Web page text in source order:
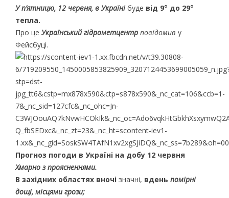
У п’ятницю, 12 червня, в Українібуде від 9° до 29°
тепла.
Про це Український гідрометцентр повідомив у
Фейсбуці.
Прогноз погоди в Україні на добу 12 червня
Хмарно з проясненнями.
В західних областях вночізначні, вдень помірні
дощі, місцями грози;